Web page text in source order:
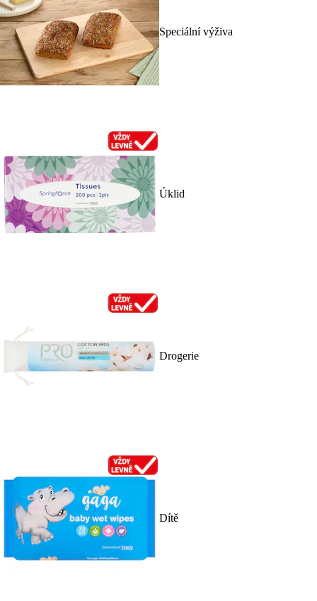
Speciální výživa
Úklid
Drogerie
Dítě